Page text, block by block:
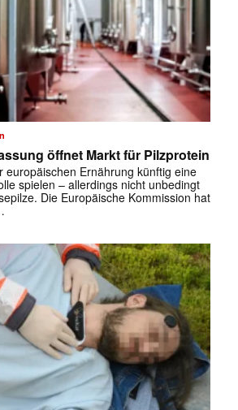
öffnet Markt für Pilzprotein
europäischen Ernährung künftig eine
spielen – allerdings nicht unbedingt
Die Europäische Kommission hat